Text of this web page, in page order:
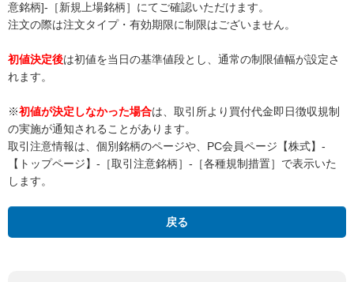
意銘柄]-［新規上場銘柄］にてご確認いただけます。
注文の際は注文タイプ・有効期限に制限はございません。
初値決定後は初値を当日の基準値段とし、通常の制限値幅が設定さ
れます。
※初値が決定しなかった場合は、取引所より買付代金即日徴収規制
の実施が通知されることがあります。
取引注意情報は、個別銘柄のページや、PC会員ページ【株式】-
【トップページ】-［取引注意銘柄］-［各種規制措置］で表示いた
します。
戻る